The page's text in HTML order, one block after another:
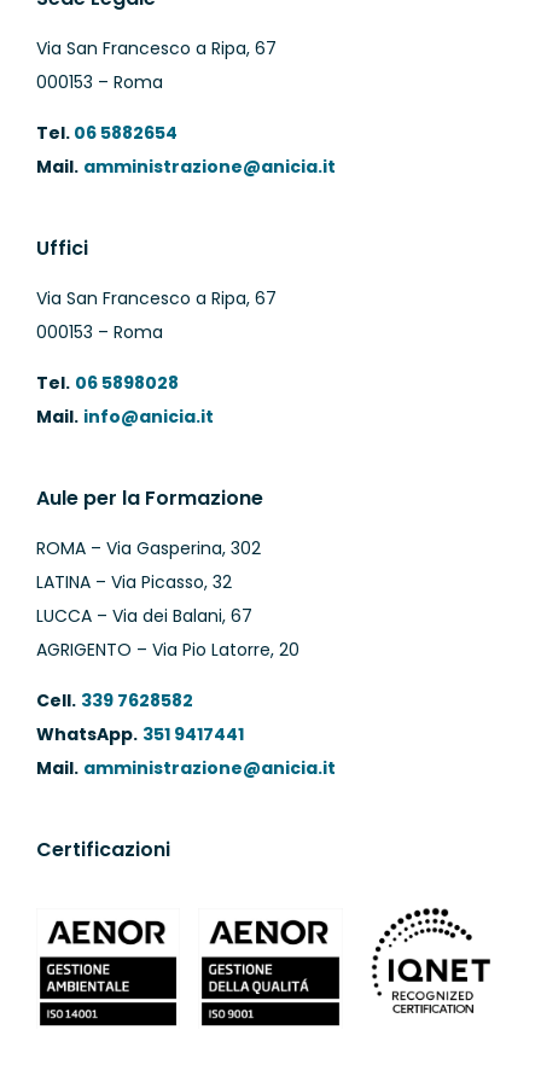
Via San Francesco a Ripa, 67
000153 – Roma
Tel.06 5882654
Mail. amministrazione@anicia.it
Uffici
Via San Francesco a Ripa, 67
000153 – Roma
Tel. 06 5898028
Mail. info@anicia.it
Aule per la Formazione
ROMA – Via Gasperina, 302
LATINA – Via Picasso, 32
LUCCA – Via dei Balani, 67
AGRIGENTO – Via Pio Latorre, 20
Cell. 339 7628582
WhatsApp. 351 9417441
Mail. amministrazione@anicia.it
Certificazioni